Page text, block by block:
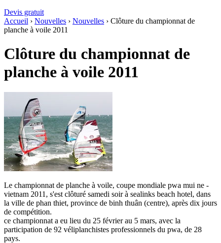
Devis gratuit
Accueil › Nouvelles › Nouvelles › Clôture du championnat de
planche à voile 2011
Clôture du championnat de
planche à voile 2011
Le championnat de planche à voile, coupe mondiale pwa mui ne -
vietnam 2011, s'est clôturé samedi soir à sealinks beach hotel, dans
la ville de phan thiet, province de binh thuân (centre), après dix jours
de compétition.
ce championnat a eu lieu du 25 février au 5 mars, avec la
participation de 92 véliplanchistes professionnels du pwa, de 28
pays.